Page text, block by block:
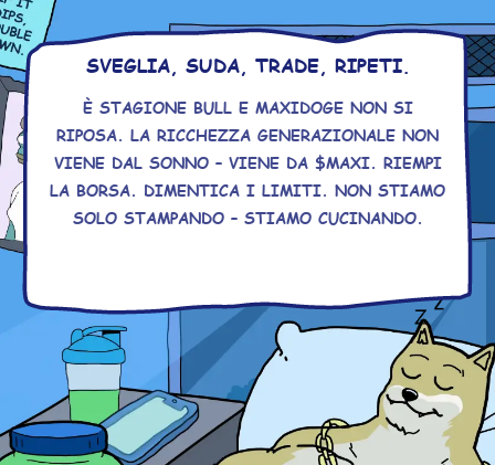
SVEGLIA, SUDA, TRADE, RIPETI.
È STAGIONE BULL E MAXIDOGE NON SI
RIPOSA. LA RICCHEZZA GENERAZIONALE NON
VIENE DAL SONNO – VIENE DA $MAXI. RIEMPI
LA BORSA. DIMENTICA I LIMITI. NON STIAMO
SOLO STAMPANDO – STIAMO CUCINANDO.